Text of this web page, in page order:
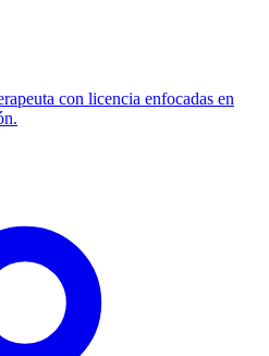
con licencia enfocadas en